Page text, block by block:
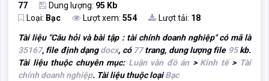
77
Dung lượng: 95 Kb
Loại: Bạc Lượt xem: 554 Lượt tải: 18
Tài liệu "Câu hỏi và bài tập : tài chính doanh nghiệp" có mã là
35167, file định dạngdocx, có 77trang, dung lượng file 95kb.
Tài liệu thuộc chuyên mục: Luận văn đồ án> Kinh tế> Tài
chính doanh nghiệp. Tài liệu thuộc loạiBạc